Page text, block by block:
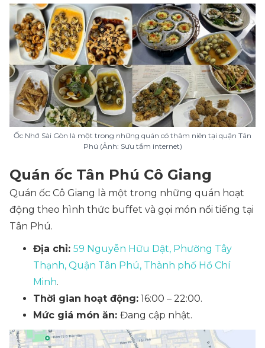
Ốc Nhớ Sài Gòn là một trong những quán có thâm niên tại quận Tân
Phú (Ảnh: Sưu tầm internet)
Quán ốc Tân Phú Cô Giang
Quán ốc Cô Giang là một trong những quán hoạt
động theo hình thức buffet và gọi món nổi tiếng tại
Tân Phú.
Địa chỉ: 59 Nguyễn Hữu Dật, Phường Tây
Thạnh, Quận Tân Phú, Thành phố Hồ Chí
Minh.
Thời gian hoạt động: 16:00 – 22:00.
Mức giá món ăn: Đang cập nhật.